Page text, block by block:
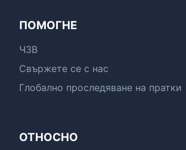
ПОМОГНЕ
ЧЗВ
Свържете се с нас
Глобално проследяване на пратки
ОТНОСНО